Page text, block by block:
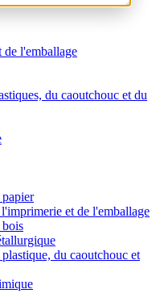
de l'emballage
du caoutchouc et du
et de l'emballage
du caoutchouc et